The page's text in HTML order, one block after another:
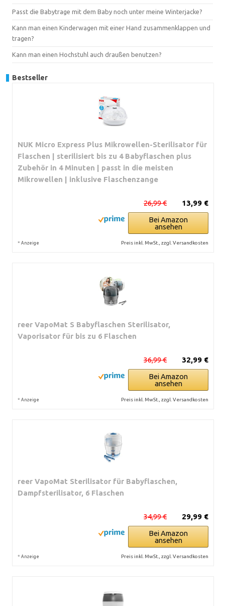
Passt die Babytrage mit dem Baby noch unter meine Winterjacke?
Kann man einen Kinderwagen mit einer Hand zusammenklappen und
tragen?
Kann man einen Hochstuhl auch draußen benutzen?
Bestseller
NUK Micro Express Plus Mikrowellen-Sterilisator für
Flaschen | sterilisiert bis zu 4 Babyflaschen plus
Zubehör in 4 Minuten | passt in die meisten
Mikrowellen | inklusive Flaschenzange
13,99 €
26,99 €
Bei Amazon
ansehen
* Anzeige Preis inkl. MwSt., zzgl. Versandkosten
reer VapoMat S Babyflaschen Sterilisator,
Vaporisator für bis zu 6 Flaschen
32,99 €
36,99 €
Bei Amazon
ansehen
* Anzeige Preis inkl. MwSt., zzgl. Versandkosten
reer VapoMat Sterilisator für Babyflaschen,
Dampfsterilisator, 6 Flaschen
29,99 €
34,99 €
Bei Amazon
ansehen
* Anzeige Preis inkl. MwSt., zzgl. Versandkosten